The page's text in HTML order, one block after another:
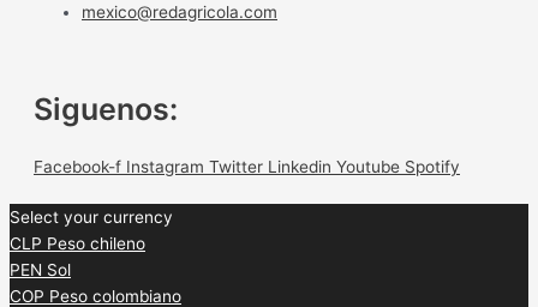
mexico@redagricola.com
Siguenos:
Facebook-f Instagram Twitter Linkedin Youtube Spotify
Select your currency
CLP Peso chileno
PEN Sol
COP Peso colombiano